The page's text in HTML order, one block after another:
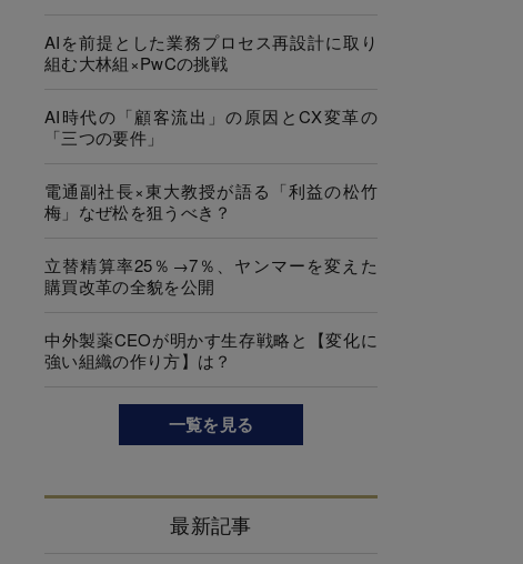
AIを前提とした業務プロセス再設計に取り
組む大林組×PwCの挑戦
AI時代の「顧客流出」の原因とCX変革の
「三つの要件」
電通副社長×東大教授が語る「利益の松竹
梅」なぜ松を狙うべき？
立替精算率25％→7％、ヤンマーを変えた
購買改革の全貌を公開
中外製薬CEOが明かす生存戦略と【変化に
強い組織の作り方】は？
一覧を見る
最新記事